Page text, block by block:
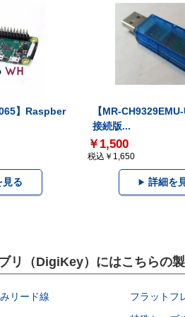
】Raspber
見る
【MR-
接続版...
￥1,500
税込￥1,650
詳細を
リ（DigiKey）にはこちらの
リード線
フラットフ